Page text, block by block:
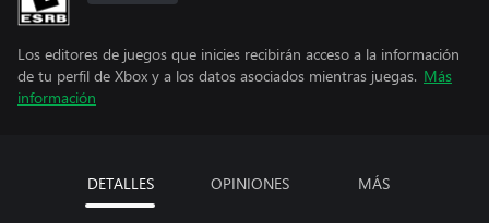
Los editores de juegos que inicies recibirán acceso a la información
de tu perfil de Xbox y a los datos asociados mientras juegas. Más
información
DETALLES OPINIONES MÁS